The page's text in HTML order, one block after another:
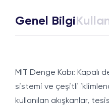
Genel Bilgi
MIT Denge Kabı: Kapalı
sistemi ve çeşitli
kullanılan akışkanlar,